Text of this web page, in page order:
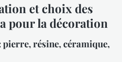
et choix des
pour la décoration
résine, céramique,